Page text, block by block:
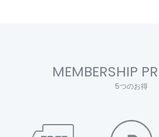
MEMBERSHIP
5つのお得